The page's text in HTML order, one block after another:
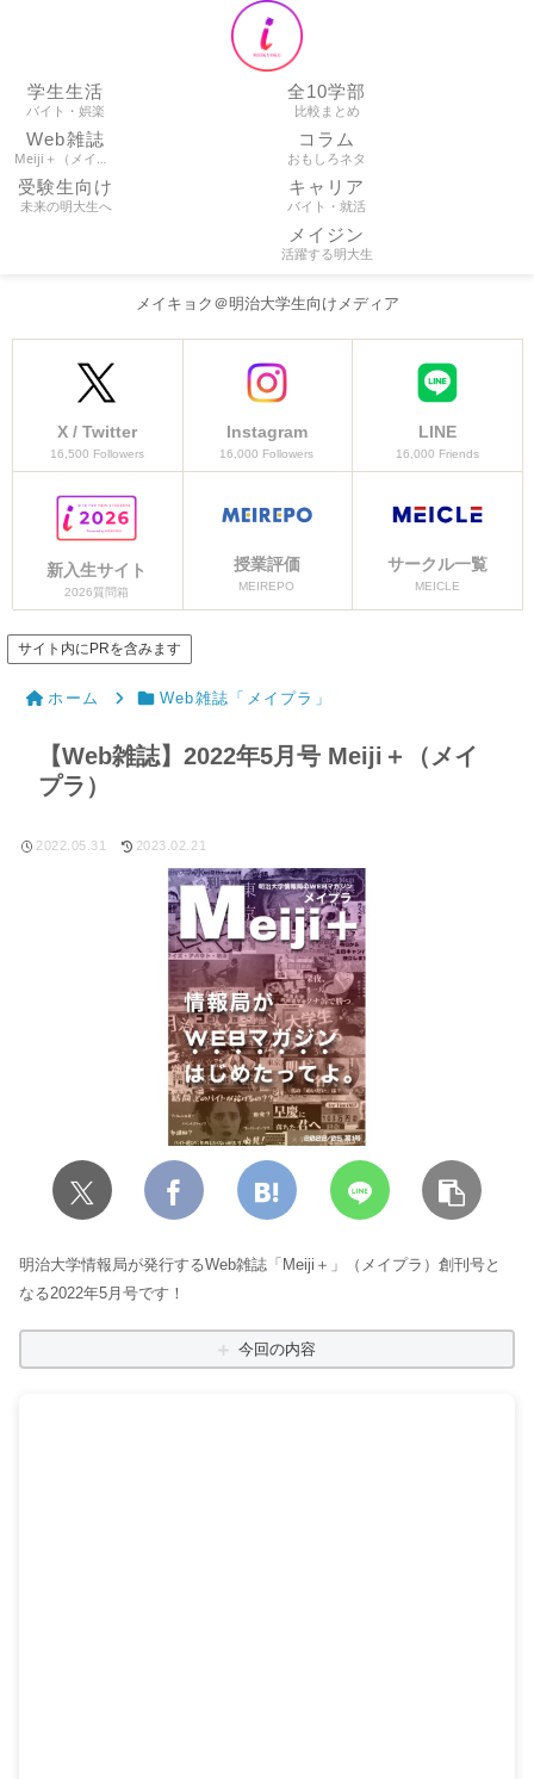
学生生活
バイト・娯楽
全10学部
比較まとめ
Web雑誌
Meiji＋（メイプラ）
コラム
おもしろネタ
受験生向け
未来の明大生へ
キャリア
バイト・就活
メイジン
活躍する明大生
メイキョク＠明治大学生向けメディア
X / Twitter
16,500 Followers
Instagram
16,000 Followers
LINE
16,000 Friends
新入生サイト
2026質問箱
授業評価
MEIREPO
サークル一覧
MEICLE
サイト内にPRを含みます
ホーム Web雑誌「メイプラ」
【Web雑誌】2022年5月号 Meiji＋（メイ
プラ）
2022.05.31 2023.02.21
明治大学情報局が発行するWeb雑誌「Meiji＋」（メイプラ）創刊号と
なる2022年5月号です！
今回の内容